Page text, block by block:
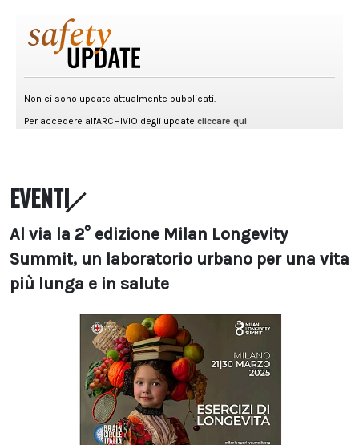
EVENTI
Al via la 2° edizione Milan Longevity
Summit, un laboratorio urbano per una vita
più lunga e in salute